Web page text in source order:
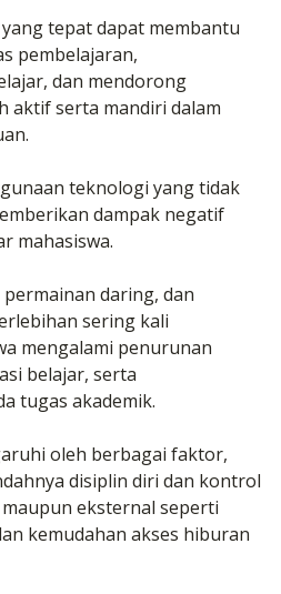
tepat dapat membantu
pembelajaran,
dan mendorong
aktif serta mandiri dalam
teknologi yang tidak
dampak negatif
mahasiswa.
permainan daring, dan
sering kali
mengalami penurunan
belajar, serta
tugas akademik.
oleh berbagai faktor,
disiplin diri dan kontrol
eksternal seperti
kemudahan akses hiburan